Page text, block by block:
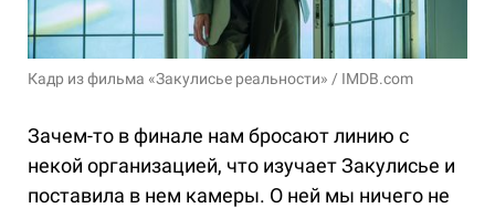
Кадр из фильма «Закулисье реальности» / IMDB.com
Зачем-то в финале нам бросают линию с
некой организацией, что изучает Закулисье и
поставила в нем камеры. О ней мы ничего не